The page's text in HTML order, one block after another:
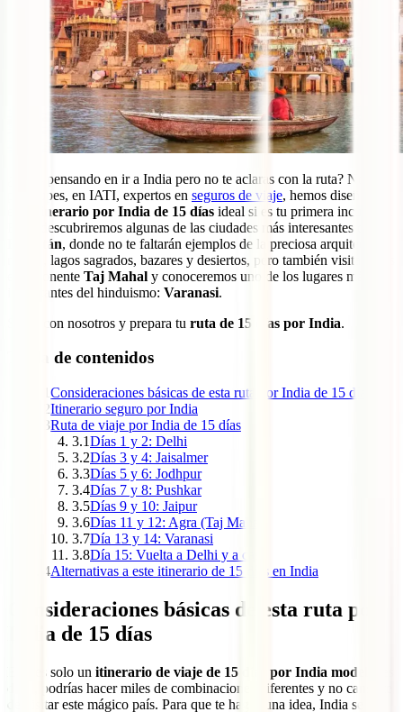
¿Estás pensando en ir a India pero no te aclaras con la ruta? No te
preocupes, en IATI, expertos en seguros de viaje, hemos diseñado
itinerario por India de 15 días ideal si es tu primera incursión.
En él descubriremos algunas de las ciudades más interesantes del
Rajastán, donde no te faltarán ejemplos de la preciosa arquitectura
mogol, lagos sagrados, bazares y desiertos, pero también visitaremos
el imponente Taj Mahal y conoceremos uno de los lugares más
importantes del hinduismo: Varanasi.
Sigue con nosotros y prepara tu ruta de 15 días por India.
Tabla de contenidos
Consideraciones básicas de esta ruta por India de 15 días
2Itinerario seguro por India
3Ruta de viaje por India de 15 días
3.1Días 1 y 2: Delhi
3.2Días 3 y 4: Jaisalmer
3.3Días 5 y 6: Jodhpur
3.4Días 7 y 8: Pushkar
3.5Días 9 y 10: Jaipur
3.6Días 11 y 12: Agra (Taj Mahal)
3.7Día 13 y 14: Varanasi
3.8Día 15: Vuelta a Delhi y a casa
4Alternativas a este itinerario de 15 días en India
Consideraciones básicas de esta ruta por
India de 15 días
Este es solo un itinerario de viaje de 15 días por India modelo
decir, podrías hacer miles de combinaciones diferentes y no cansarte
de visitar este mágico país. Para que te hagas una idea, India se